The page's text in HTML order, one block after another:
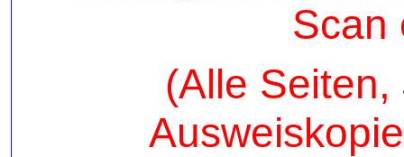
Scan
(Alle